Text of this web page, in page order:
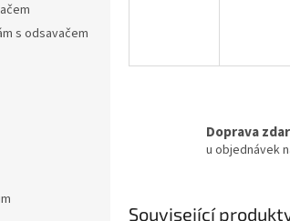
s odsavačem
Doprava
u objednávek
Související